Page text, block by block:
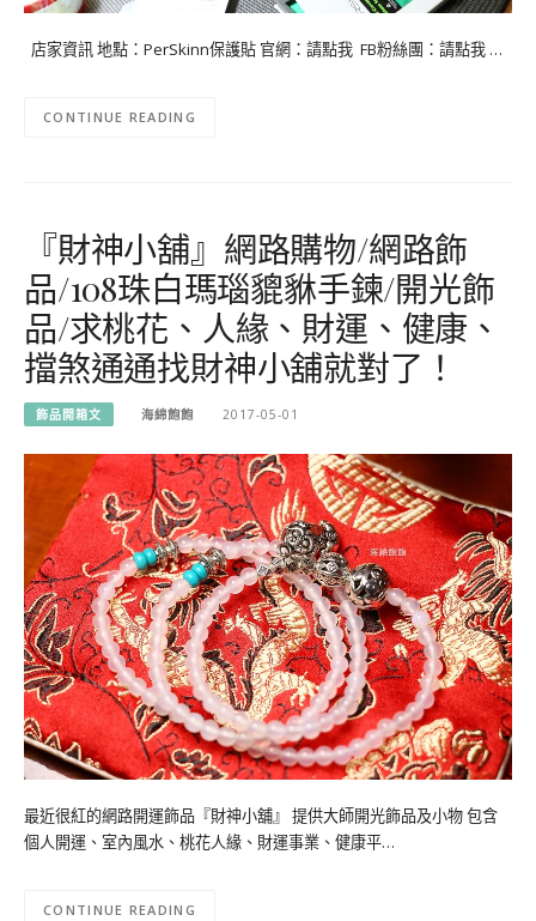
店家資訊 地點：PerSkinn保護貼 官網：請點我 FB粉絲團：請點我 …
CONTINUE READING
『財神小舖』網路購物/網路飾
品/108珠白瑪瑙貔貅手鍊/開光飾
品/求桃花、人緣、財運、健康、
擋煞通通找財神小舖就對了！
飾品開箱文 海綿飽飽 2017-05-01
最近很紅的網路開運飾品『財神小舖』 提供大師開光飾品及小物 包含
個人開運、室內風水、桃花人緣、財運事業、健康平…
CONTINUE READING